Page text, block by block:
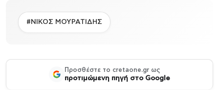
#ΝΙΚΟΣ ΜΟΥΡΑΤΙΔΗΣ
Προσθέστε το cretaone.gr ως
προτιμώμενη πηγή στο Google